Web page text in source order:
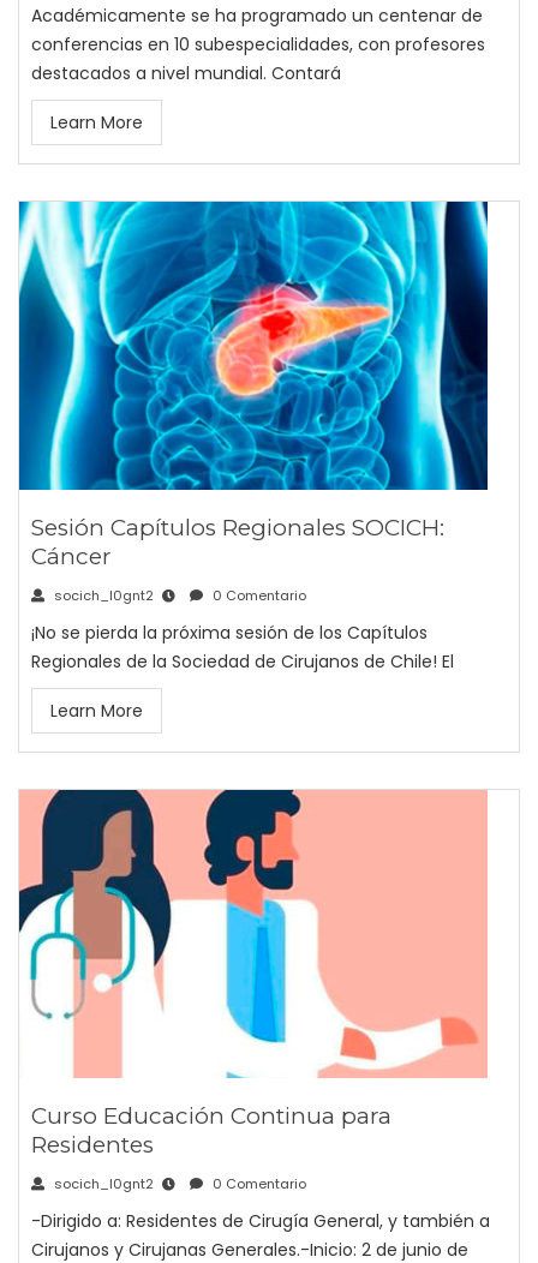
Académicamente se ha programado un centenar de
conferencias en 10 subespecialidades, con profesores
destacados a nivel mundial. Contará
Learn More
Sesión Capítulos Regionales SOCICH:
Cáncer
socich_l0gnt2 0 Comentario
¡No se pierda la próxima sesión de los Capítulos
Regionales de la Sociedad de Cirujanos de Chile! El
Learn More
Curso Educación Continua para
Residentes
socich_l0gnt2 0 Comentario
-Dirigido a: Residentes de Cirugía General, y también a
Cirujanos y Cirujanas Generales.-Inicio: 2 de junio de